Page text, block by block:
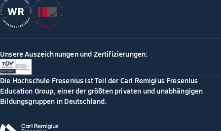
Unsere Auszeichnungen und Zertifizierungen:
Die Hochschule Fresenius ist Teil der Carl Remigius Fresenius
Education Group, einer der größten privaten und unabhängigen
Bildungsgruppen in Deutschland.